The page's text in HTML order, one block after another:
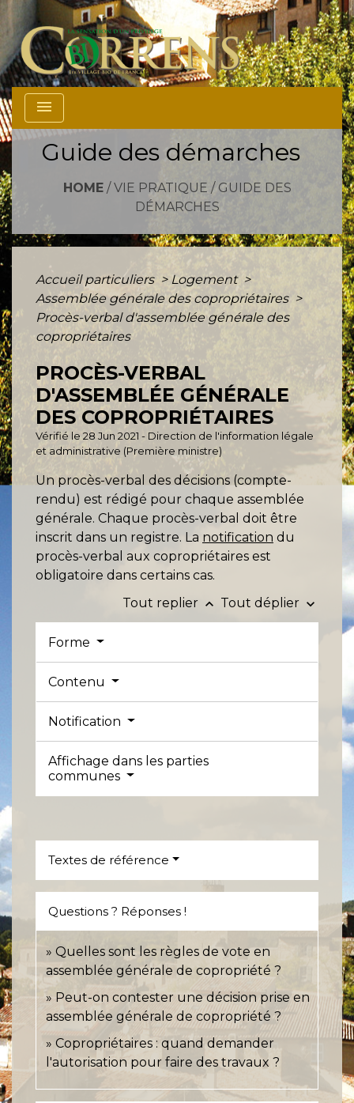
menu
Guide des démarches
HOME/ VIE PRATIQUE / GUIDE DES
DÉMARCHES
Accueil particuliers > Logement >
Assemblée générale des copropriétaires >
Procès-verbal d'assemblée générale des
copropriétaires
PROCÈS-VERBAL
D'ASSEMBLÉE GÉNÉRALE
DES COPROPRIÉTAIRES
Vérifié le 28 Jun 2021 - Direction de l'information légale
et administrative (Première ministre)
Un procès-verbal des décisions (compte-
rendu) est rédigé pour chaque assemblée
générale. Chaque procès-verbal doit être
inscrit dans un registre. La notification du
procès-verbal aux copropriétaires est
obligatoire dans certains cas.
Tout replier keyboard_arrow_up Tout déplier keyboard_arrow_down
Forme
Contenu
Notification
Affichage dans les parties
communes
Textes de référence
Questions ? Réponses !
Quelles sont les règles de vote en
assemblée générale de copropriété ?
Peut-on contester une décision prise en
assemblée générale de copropriété ?
Copropriétaires : quand demander
l'autorisation pour faire des travaux ?